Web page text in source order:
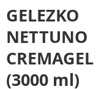
(3000 ml)